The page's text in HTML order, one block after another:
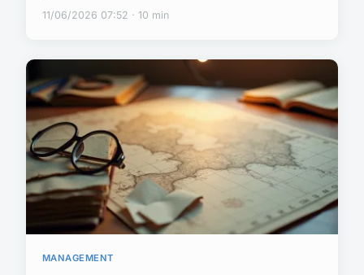
11/06/2026 07:52 · 10 min
MANAGEMENT